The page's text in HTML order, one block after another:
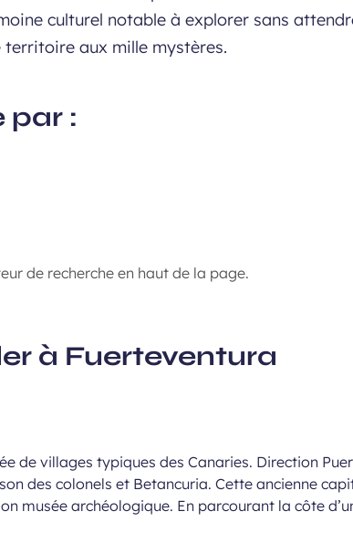
culturel notable à explorer sans
aux mille mystères.
par :
de recherche en haut de la page.
à Fuerteventura
de villages typiques des Canaries. Direction
des colonels et Betancuria. Cette ancienne
musée archéologique. En parcourant la côte